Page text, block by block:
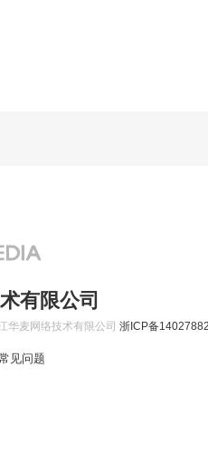
有限公司
华麦网络技术有限公司 浙ICP备
见问题